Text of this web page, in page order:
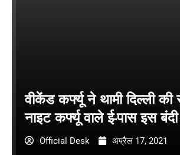
वीकेंड कर्फ्यू ने थामी दिल्ली की
नाइट कर्फ्यू वाले ई-पास इस
Official Desk अप्रैल 17, 2021